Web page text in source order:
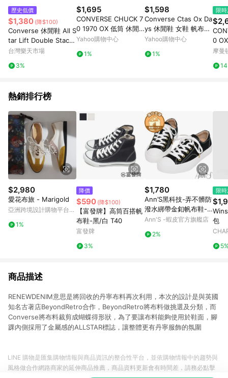
歷史低價
$1,380 (降$100)
Converse 休閒鞋 All S
tar Lift Double Stack
男鞋 女鞋 白黑 厚底增
台灣樂天市場
3%
$1,695
CONVERSE CHUCK 7
0 1970 OX 低筒 休閒
鞋 男鞋 女鞋 米白色-A
Yahoo購物中心
1%
$1,598
Converse Ctas Ox Da
ys 休閒鞋 女鞋 帆布鞋
紅色 love 刺繡 低筒 A
Yahoo購物中心
1%
限
0
摩曼
熱銷排行榜
$2,980
愛花布旅 - Marigold
亞洲跨境設計購物平台
1%
降價
$590 (降$100)
【富發牌】高筒百搭帆
布鞋-黑/白 T40
富發牌
3%
$1,780
Ann’S黑科技-弄不髒防
潑水綁帶金釦帆布鞋-
黑
Ann'S -蝦皮官方旗艦店
2%
限
包
商品描述
RENEWDENIM意思是將回收的丹寧布料再次利用，本次的設計是與英國
知名古著店BeyondRetro合作，BeyondRetro將布料做挑選及分類，而
Converse將布料裁剪成蝴蝶得形狀，為了要讓布料能夠使用於鞋面，腳
踝內側採用了金屬感的ALLSTAR標誌，讓整體更有丹寧服飾的氛圍
LINE 購物是匯集購物情報與商品資訊的整合性平台，並依購物情報中的趨勢與
風格做合作網路商家的延伸商品推薦，商品資料更新會有時間差，請務必點擊